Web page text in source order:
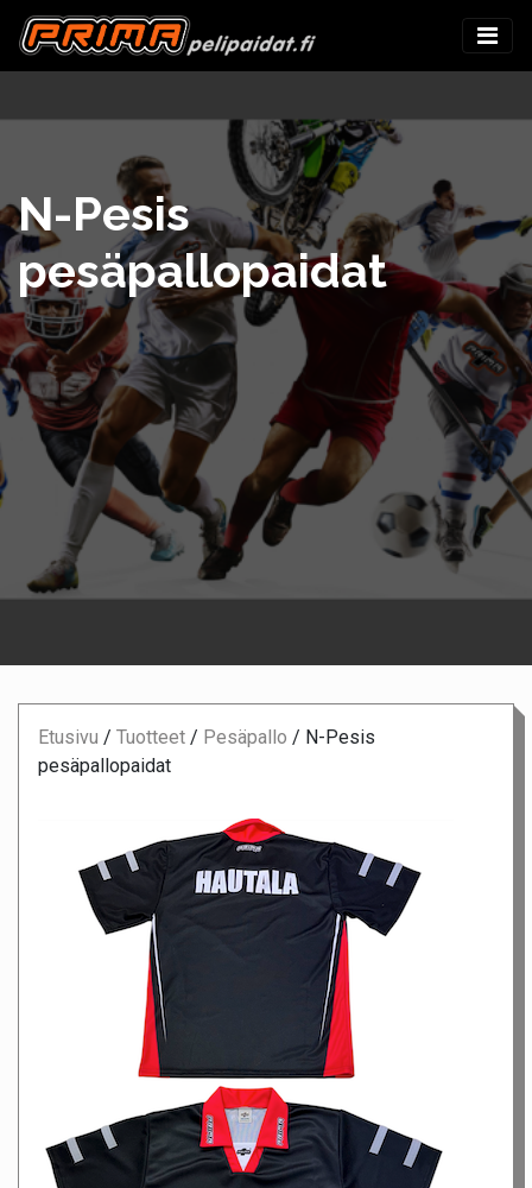
N-Pesis
pesäpallopaidat
Etusivu / Tuotteet / Pesäpallo / N-Pesis
pesäpallopaidat